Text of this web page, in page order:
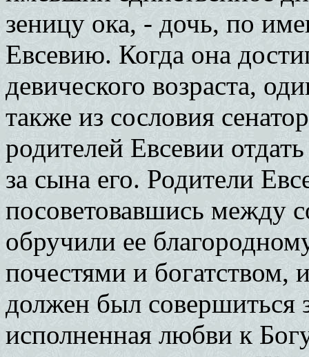
зеницу ока, - дочь, по
Евсевию. Когда она
девического возраста,
также из сословия
родителей Евсевии
за сына его. Родители
посоветовавшись между
обручили ее
почестями и богатством,
должен был совершиться
исполненная любви к